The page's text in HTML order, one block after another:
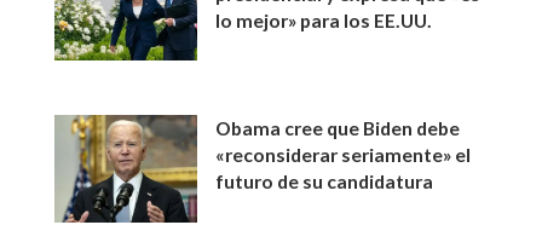
lo mejor» para los EE.UU.
Obama cree que Biden debe
«reconsiderar seriamente» el
futuro de su candidatura